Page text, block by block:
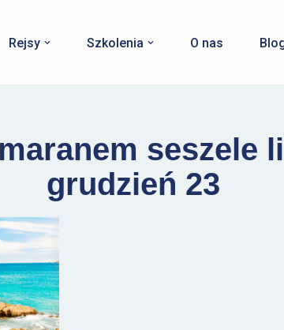
Rejsy Szkolenia O nas
seszele
grudzień 23